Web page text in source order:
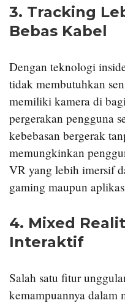
3. Tracking
Bebas Kabel
Dengan teknologi
tidak membutuhkan
memiliki kamera di
pergerakan pengguna
kebebasan bergerak
memungkinkan
VR yang lebih imersif
gaming maupun
4. Mixed
Interaktif
Salah satu fitur
kemampuannya dalam